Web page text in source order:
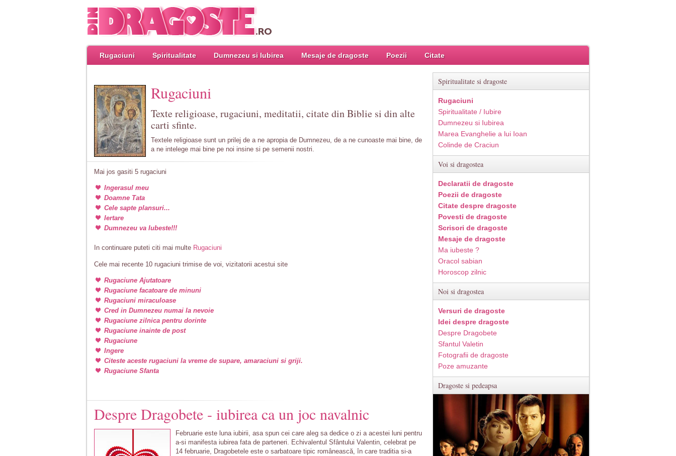
Rugaciuni Spiritualitate Dumnezeu si Iubirea Mesaje de dragoste Poezii Citate
Rugaciuni
Texte religioase, rugaciuni, meditatii, citate din Biblie si din alte
carti sfinte.
Textele religioase sunt un prilej de a ne apropia de Dumnezeu, de a ne cunoaste mai bine, de
a ne intelege mai bine pe noi insine si pe semenii nostri.
Mai jos gasiti 5 rugaciuni
Ingerasul meu
Doamne Tata
Cele sapte plansuri...
Iertare
Dumnezeu va Iubeste!!!
In continuare puteti citi mai multe Rugaciuni
Cele mai recente 10 rugaciuni trimise de voi, vizitatorii acestui site
Rugaciune Ajutatoare
Rugaciune facatoare de minuni
Rugaciuni miraculoase
Cred in Dumnezeu numai la nevoie
Rugaciune zilnica pentru dorinte
Rugaciune inainte de post
Rugaciune
Ingere
Citeste aceste rugaciuni la vreme de supare, amaraciuni si griji.
Rugaciune Sfanta
Despre Dragobete - iubirea ca un joc navalnic
Februarie este luna iubirii, asa spun cei care aleg sa dedice o zi a acestei luni pentru
a-si manifesta iubirea fata de parteneri. Echivalentul Sfântului Valentin, celebrat pe
14 februarie, Dragobetele este o sarbatoare tipic românească, în care traditia si-a
Spiritualitate si dragoste
Rugaciuni
Spiritualitate / Iubire
Dumnezeu si Iubirea
Marea Evanghelie a lui Ioan
Colinde de Craciun
Voi si dragostea
Declaratii de dragoste
Poezii de dragoste
Citate despre dragoste
Povesti de dragoste
Scrisori de dragoste
Mesaje de dragoste
Ma iubeste ?
Oracol sabian
Horoscop zilnic
Noi si dragostea
Versuri de dragoste
Idei despre dragoste
Despre Dragobete
Sfantul Valetin
Fotografii de dragoste
Poze amuzante
Dragoste si pedeapsa